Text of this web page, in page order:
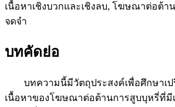
เนื้อหาเชิงบวกและเชิงลบ, โฆษณาต่อต้า
จดจำ
บทคัดย่อ
บทความนี้มีวัตถุประสงค์เพื่อศึกษาเปรี
เนื้อหาของโฆษณาต่อต้านการสูบบุหรี่ที่มี